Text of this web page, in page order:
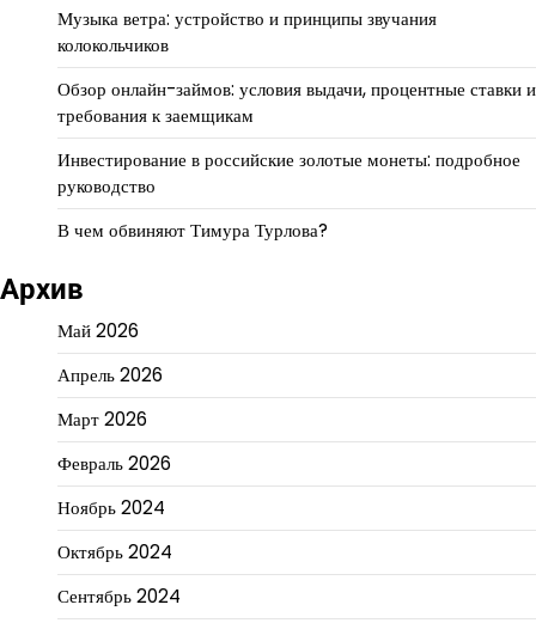
Музыка ветра: устройство и принципы звучания
колокольчиков
Обзор онлайн-займов: условия выдачи, процентные ставки и
требования к заемщикам
Инвестирование в российские золотые монеты: подробное
руководство
В чем обвиняют Тимура Турлова?
Архив
Май 2026
Апрель 2026
Март 2026
Февраль 2026
Ноябрь 2024
Октябрь 2024
Сентябрь 2024